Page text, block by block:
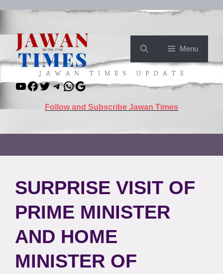
content
Menu
YouTube
Facebook
TwitterTelegram
WhatsApp
Google
Follow and Subscribe Jawan Times
SURPRISE VISIT OF
PRIME MINISTER
AND HOME
MINISTER OF